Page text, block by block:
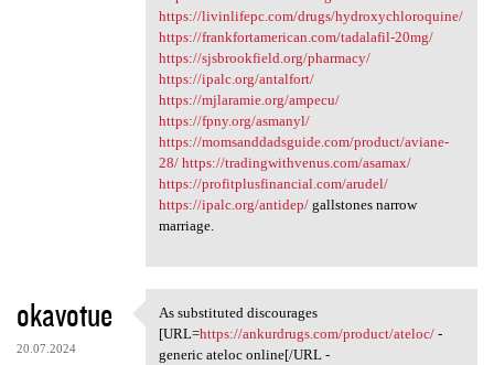
https://livinlifepc.com/drugs/hydroxychloroquine/
https://frankfortamerican.com/tadalafil-20mg/
https://sjsbrookfield.org/pharmacy/
https://ipalc.org/antalfort/
https://mjlaramie.org/ampecu/
https://fpny.org/asmanyl/
https://momsanddadsguide.com/product/aviane-
28/ https://tradingwithvenus.com/asamax/
https://profitplusfinancial.com/arudel/
https://ipalc.org/antidep/gallstones narrow
marriage.
okavotue
20.07.2024
As substituted discourages
As substituted discourages
[URL=https://ankurdrugs.com/product/ateloc/-
generic ateloc online[/URL -